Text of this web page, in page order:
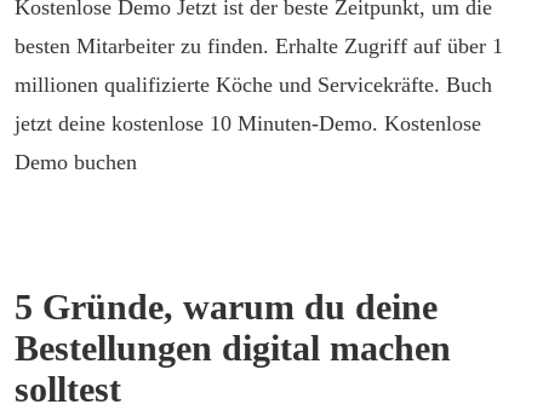
Kostenlose Demo Jetzt ist der beste Zeitpunkt, um die
besten Mitarbeiter zu finden. Erhalte Zugriff auf über 1
millionen qualifizierte Köche und Servicekräfte. Buch
jetzt deine kostenlose 10 Minuten-Demo. Kostenlose
Demo buchen
5 Gründe, warum du deine
Bestellungen digital machen
solltest